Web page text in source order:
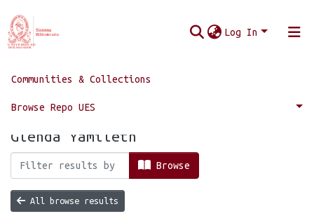
Log In
Communities & Collections
Browse Repo UES
Home Browse by Author
Browsing by Author "Vides Campos,
Glenda Yamileth"
Browse
All browse results